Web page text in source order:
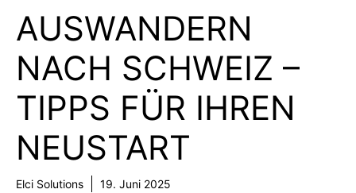
AUSWANDERN
NACH SCHWEIZ –
TIPPS FÜR IHREN
NEUSTART
Elci Solutions 19. Juni 2025